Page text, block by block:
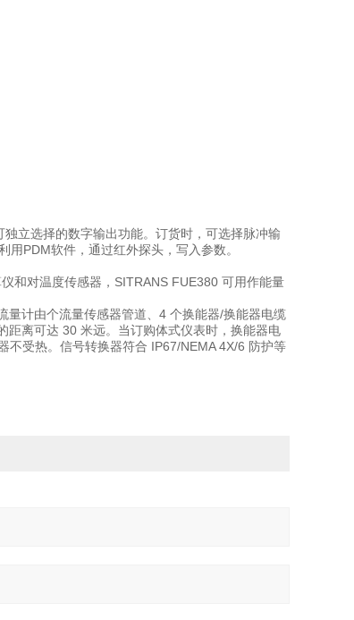
立选择的数字输出功能。订货时，可选择脉冲输
PDM软件，通过红外探头，写入参数。
和对温度传感器，SITRANS FUE380 可用作能量
量计由个流量传感器管道、4 个换能器/换能器电缆
距离可达 30 米远。当订购体式仪表时，换能器电
不受热。信号转换器符合 IP67/NEMA 4X/6 防护等